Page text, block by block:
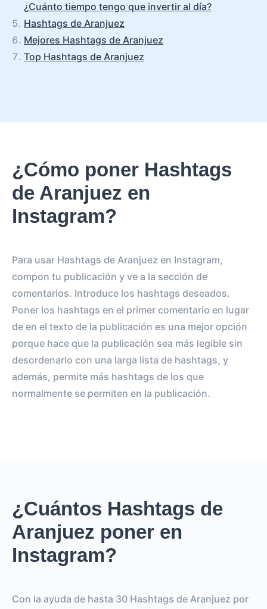
¿Cuánto tiempo tengo que invertir al día?
Hashtags de Aranjuez
Mejores Hashtags de Aranjuez
Top Hashtags de Aranjuez
¿Cómo poner Hashtags
de Aranjuez en
Instagram?
Para usar Hashtags de Aranjuez en Instagram,
compon tu publicación y ve a la sección de
comentarios. Introduce los hashtags deseados.
Poner los hashtags en el primer comentario en lugar
de en el texto de la publicación es una mejor opción
porque hace que la publicación sea más legible sin
desordenarlo con una larga lista de hashtags, y
además, permite más hashtags de los que
normalmente se permiten en la publicación.
¿Cuántos Hashtags de
Aranjuez poner en
Instagram?
Con la ayuda de hasta 30 Hashtags de Aranjuez por